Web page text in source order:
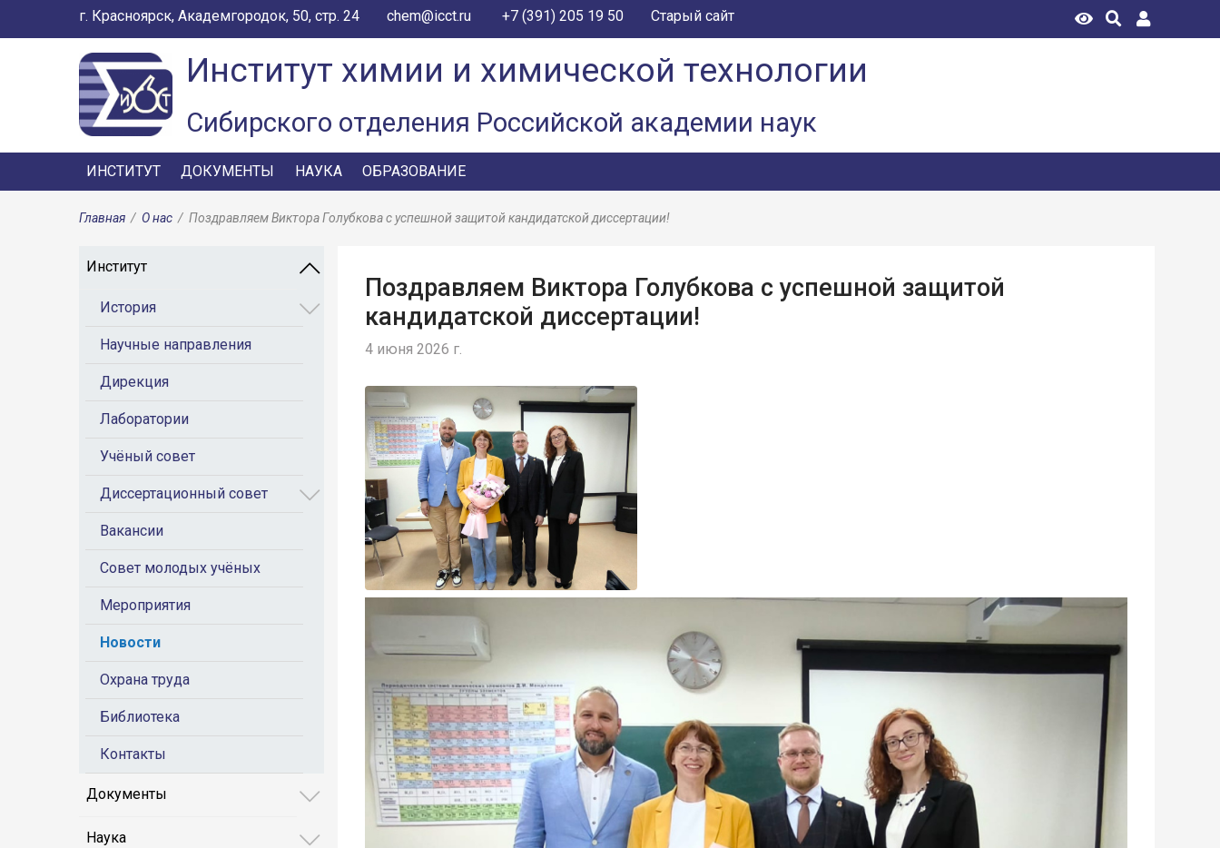
г. Красноярск, Академгородок, 50, стр. 24 chem@icct.ru +7 (391) 205 19 50 Старый сайт
Институт химии и химической технологии
Сибирского отделения Российской академии наук
ИНСТИТУТ ДОКУМЕНТЫ НАУКА ОБРАЗОВАНИЕ
Главная / О нас / Поздравляем Виктора Голубкова с успешной защитой кандидатской диссертации!
Институт
История
Научные направления
Дирекция
Лаборатории
Учёный совет
Диссертационный совет
Вакансии
Совет молодых учёных
Мероприятия
Новости
Охрана труда
Библиотека
Контакты
Документы
Наука
Поздравляем Виктора Голубкова с успешной защитой
кандидатской диссертации!
4 июня 2026 г.